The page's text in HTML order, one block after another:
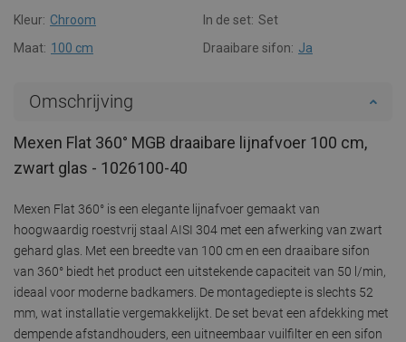
Kleur: Chroom In de set: Set
Maat: 100 cm Draaibare sifon: Ja
Omschrijving
Mexen Flat 360° MGB draaibare lijnafvoer 100 cm,
zwart glas - 1026100-40
Mexen Flat 360° is een elegante lijnafvoer gemaakt van
hoogwaardig roestvrij staal AISI 304 met een afwerking van zwart
gehard glas. Met een breedte van 100 cm en een draaibare sifon
van 360° biedt het product een uitstekende capaciteit van 50 l/min,
ideaal voor moderne badkamers. De montagediepte is slechts 52
mm, wat installatie vergemakkelijkt. De set bevat een afdekking met
dempende afstandhouders, een uitneembaar vuilfilter en een sifon